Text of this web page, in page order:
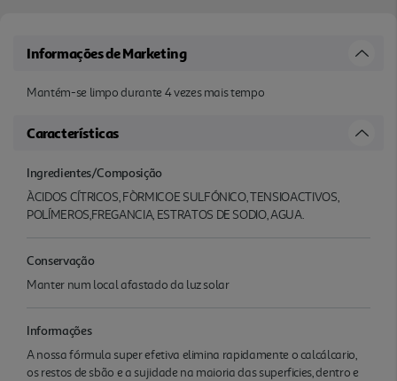
Informações de Marketing
Mantém-se limpo durante 4 vezes mais tempo
Características
Ingredientes/Composição
ÀCIDOS CÍTRICOS, FÒRMICOE SULFÓNICO, TENSIOACTIVOS,
POLÍMEROS,FREGANCIA, ESTRATOS DE SODIO, AGUA.
Conservação
Manter num local afastado da luz solar
Informações
A nossa fórmula super efetiva elimina rapidamente o calcálcario,
os restos de sbão e a sujidade na maioria das superficies, dentro e